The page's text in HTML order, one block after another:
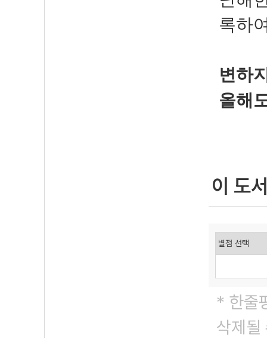
록하
변하
올해
이 도
* 한줄
삭제될